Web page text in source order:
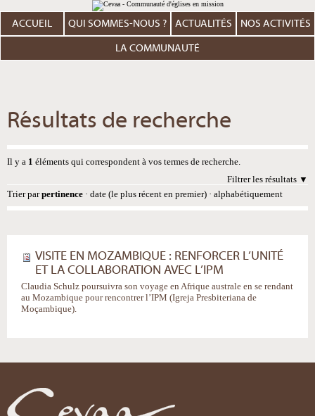
au
contenu.
Aller
personnels
ACCUEIL QUI SOMMES-NOUS ? ACTUALITÉS NOS ACTIVITÉS
LA COMMUNAUTÉ
Résultats de recherche
Il y a 1 éléments qui correspondent à vos termes de recherche.
Filtrer les résultats
Trier par pertinence · date (le plus récent en premier) · alphabétiquement
VISITE EN MOZAMBIQUE : RENFORCER L’UNITÉ
ET LA COLLABORATION AVEC L’IPM
Claudia Schulz poursuivra son voyage en Afrique australe en se rendant
au Mozambique pour rencontrer l’IPM (Igreja Presbiteriana de
Moçambique).